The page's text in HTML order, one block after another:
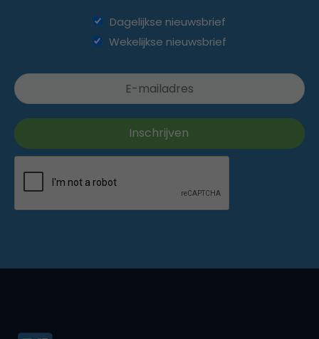
Dagelijkse nieuwsbrief
Wekelijkse nieuwsbrief